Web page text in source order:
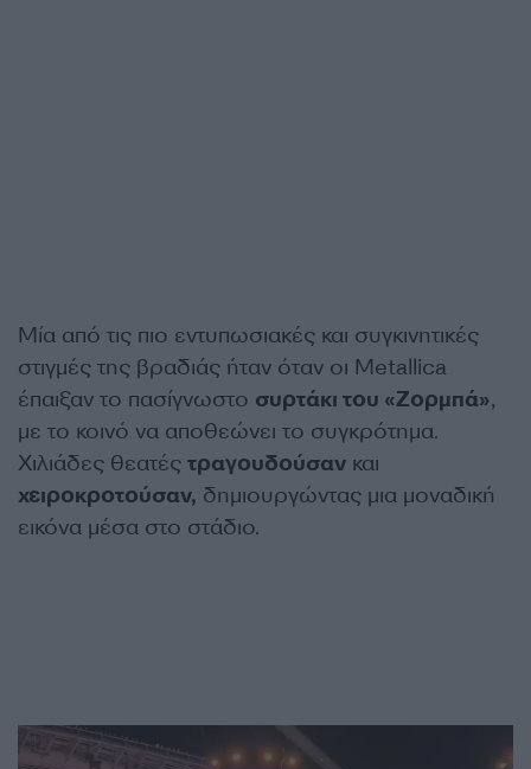
Μία από τις πιο εντυπωσιακές και συγκινητικές
στιγμές της βραδιάς ήταν όταν οι Metallica
έπαιξαν το πασίγνωστο συρτάκι του «Ζορμπά»,
με το κοινό να αποθεώνει το συγκρότημα.
Χιλιάδες θεατές τραγουδούσαν και
χειροκροτούσαν, δημιουργώντας μια μοναδική
εικόνα μέσα στο στάδιο.